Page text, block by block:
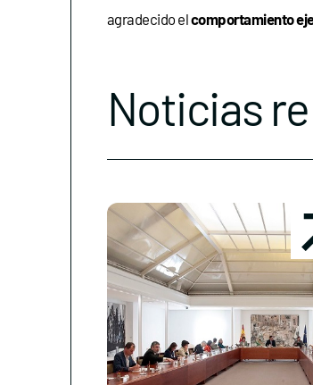
agradecido elcomportamiento
Noticias